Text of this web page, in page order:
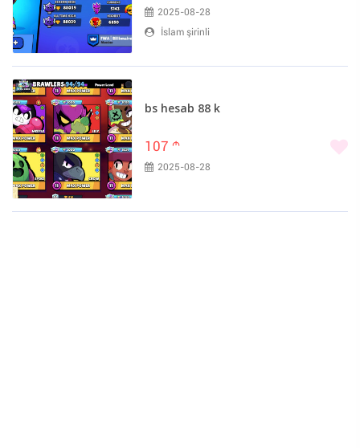
2025-08-28
İslam şirinli
bs hesab 88 k
107 m
2025-08-28